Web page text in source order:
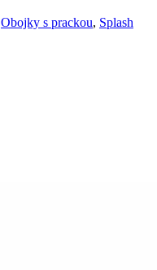
Obojky s prackou, Splash